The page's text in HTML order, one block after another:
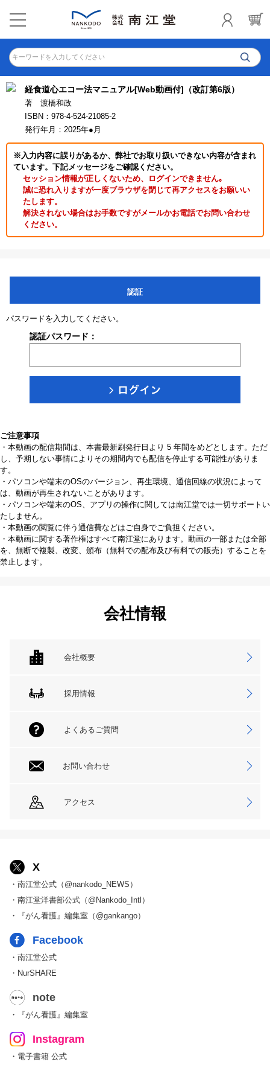
キーワードを入力してください
経食道心エコー法マニュアル[Web動画付]（改訂第6版）
著 渡橋和政
ISBN：978-4-524-21085-2
発行年月：2025年●月
※入力内容に誤りがあるか、弊社でお取り扱いできない内容が含まれ
ています。下記メッセージをご確認ください。
セッション情報が正しくないため、ログインできません｡
誠に恐れ入りますが一度ブラウザを閉じて再アクセスをお願いい
たします。
解決されない場合はお手数ですがメールかお電話でお問い合わせ
ください。
認証
パスワードを入力してください。
認証パスワード：
ご注意事項
・本動画の配信期間は、本書最新刷発行日より 5 年間をめどとします。ただ
し、予期しない事情によりその期間内でも配信を停止する可能性がありま
す。
・パソコンや端末のOSのバージョン、再生環境、通信回線の状況によって
は、動画が再生されないことがあります。
・パソコンや端末のOS、アプリの操作に関しては南江堂では一切サポートい
たしません。
・本動画の閲覧に伴う通信費などはご自身でご負担ください。
・本動画に関する著作権はすべて南江堂にあります。動画の一部または全部
を、無断で複製、改変、頒布（無料での配布及び有料での販売）することを
禁止します。
会社情報
会社概要
採用情報
よくあるご質問
お問い合わせ
アクセス
X
・南江堂公式（@nankodo_NEWS）
・南江堂洋書部公式（@Nankodo_Intl）
・『がん看護』編集室（@gankango）
Facebook
・南江堂公式
・NurSHARE
note
・『がん看護』編集室
Instagram
・電子書籍 公式